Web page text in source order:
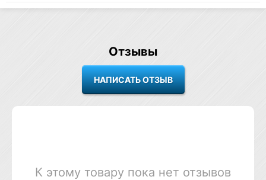
Отзывы
К этому товару пока нет отзывов